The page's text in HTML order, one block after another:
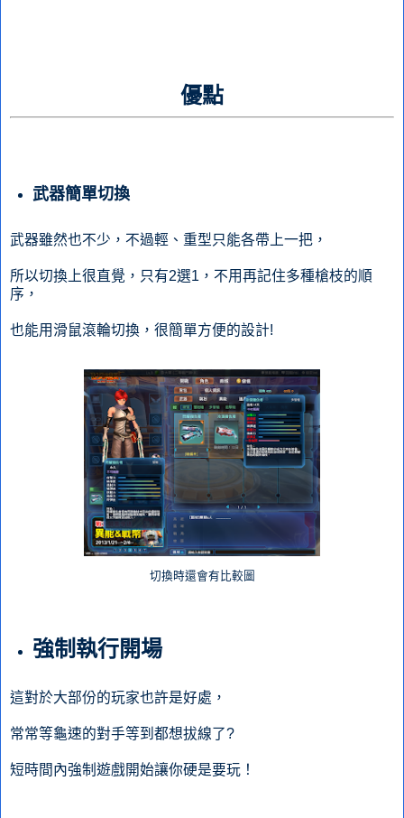
優點
武器簡單切換
武器雖然也不少，不過輕、重型只能各帶上一把，
所以切換上很直覺，只有2選1，不用再記住多種槍枝的順
序，
也能用滑鼠滾輪切換，很簡單方便的設計!
切換時還會有比較圖
強制執行開場
這對於大部份的玩家也許是好處，
常常等龜速的對手等到都想拔線了?
短時間內強制遊戲開始讓你硬是要玩！